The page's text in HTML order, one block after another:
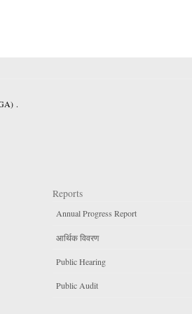
.
Reports
Annual Progress Report
आर्थिक विवरण
Public Hearing
Public Audit